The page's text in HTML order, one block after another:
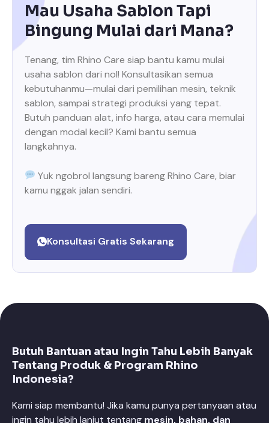
Mau Usaha Sablon Tapi
Bingung Mulai dari Mana?
Tenang, tim Rhino Care siap bantu kamu mulai
usaha sablon dari nol! Konsultasikan semua
kebutuhanmu—mulai dari pemilihan mesin, teknik
sablon, sampai strategi produksi yang tepat.
Butuh panduan alat, info harga, atau cara memulai
dengan modal kecil? Kami bantu semua
langkahnya.
Yuk ngobrol langsung bareng Rhino Care, biar
kamu nggak jalan sendiri.
Konsultasi Gratis Sekarang
Butuh Bantuan atau Ingin Tahu Lebih Banyak
Tentang Produk & Program Rhino
Indonesia?
Kami siap membantu! Jika kamu punya pertanyaan atau
ingin tahu lebih lanjut tentang mesin, bahan, dan